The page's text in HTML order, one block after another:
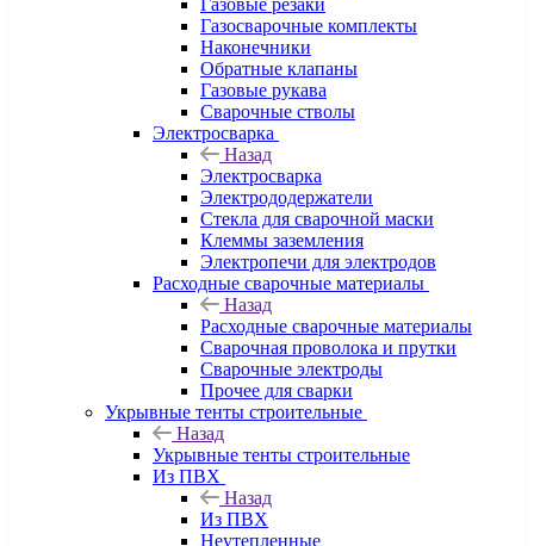
Газовые резаки
Газосварочные комплекты
Наконечники
Обратные клапаны
Газовые рукава
Сварочные стволы
Электросварка
Назад
Электросварка
Электрододержатели
Стекла для сварочной маски
Клеммы заземления
Электропечи для электродов
Расходные сварочные материалы
Назад
Расходные сварочные материалы
Сварочная проволока и прутки
Сварочные электроды
Прочее для сварки
Укрывные тенты строительные
Назад
Укрывные тенты строительные
Из ПВХ
Назад
Из ПВХ
Неутепленные